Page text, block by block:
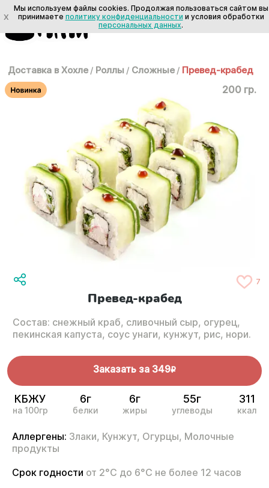
Доставка в Хохле / Роллы / Сложные / Превед-крабед
200 гр.
7
Превед-крабед
Состав: снежный краб, сливочный сыр, огурец,
пекинская капуста, соус унаги, кунжут, рис, нори.
Заказать за 349R
КБЖУ
на 100гр
6г
белки
6г
жиры
55г
углеводы
311
ккал
Аллергены: Злаки, Кунжут, Огурцы, Молочные
продукты
Срок годности от 2°С до 6°С не более 12 часов
X
Мы используем файлы cookies. Продолжая пользоваться сайтом вы
принимаете политику конфиденциальности и условия обработки
персональных данных.